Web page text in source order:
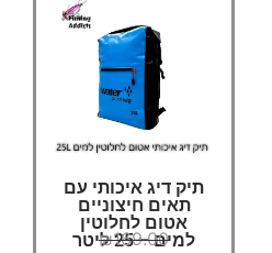
תיק דיג איכותי עם
תאים חיצוניים
אטום לחלוטין
למים – 25 ליטר
₪169.00